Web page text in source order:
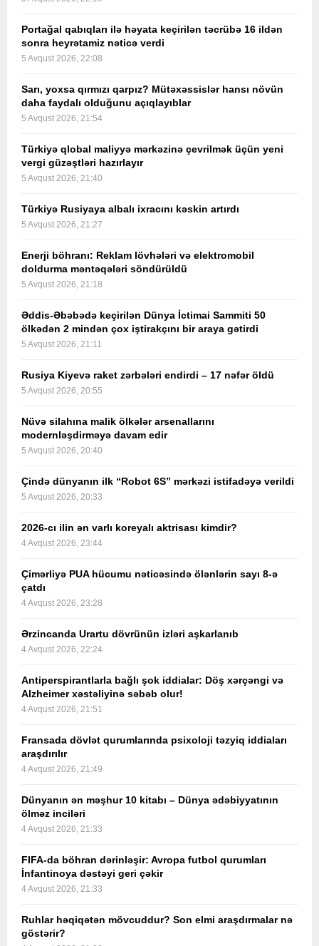
Portağal qabıqları ilə həyata keçirilən təcrübə 16 ildən
sonra heyrətamiz nəticə verdi
5 Avqust 2026, 22:08
Sarı, yoxsa qırmızı qarpız? Mütəxəssislər hansı növün
daha faydalı olduğunu açıqlayıblar
5 Avqust 2026, 21:54
Türkiyə qlobal maliyyə mərkəzinə çevrilmək üçün yeni
vergi güzəştləri hazırlayır
5 Avqust 2026, 21:40
Türkiyə Rusiyaya albalı ixracını kəskin artırdı
5 Avqust 2026, 21:27
Enerji böhranı: Reklam lövhələri və elektromobil
doldurma məntəqələri söndürüldü
5 Avqust 2026, 21:18
Əddis-Əbəbədə keçirilən Dünya İctimai Sammiti 50
ölkədən 2 mindən çox iştirakçını bir araya gətirdi
5 Avqust 2026, 21:11
Rusiya Kiyevə raket zərbələri endirdi – 17 nəfər öldü
5 Avqust 2026, 20:55
Nüvə silahına malik ölkələr arsenallarını
modernləşdirməyə davam edir
5 Avqust 2026, 20:40
Çində dünyanın ilk “Robot 6S” mərkəzi istifadəyə verildi
5 Avqust 2026, 20:33
2026-cı ilin ən varlı koreyalı aktrisası kimdir?
4 Avqust 2026, 23:44
Çimərliyə PUA hücumu nəticəsində ölənlərin sayı 8-ə
çatdı
4 Avqust 2026, 23:28
Ərzincanda Urartu dövrünün izləri aşkarlanıb
4 Avqust 2026, 22:24
Antiperspirantlarla bağlı şok iddialar: Döş xərçəngi və
Alzheimer xəstəliyinə səbəb olur!
4 Avqust 2026, 21:51
Fransada dövlət qurumlarında psixoloji təzyiq iddiaları
araşdırılır
4 Avqust 2026, 21:49
Dünyanın ən məşhur 10 kitabı – Dünya ədəbiyyatının
ölməz inciləri
4 Avqust 2026, 21:33
FIFA-da böhran dərinləşir: Avropa futbol qurumları
İnfantinoya dəstəyi geri çəkir
4 Avqust 2026, 21:33
Ruhlar həqiqətən mövcuddur? Son elmi araşdırmalar nə
göstərir?